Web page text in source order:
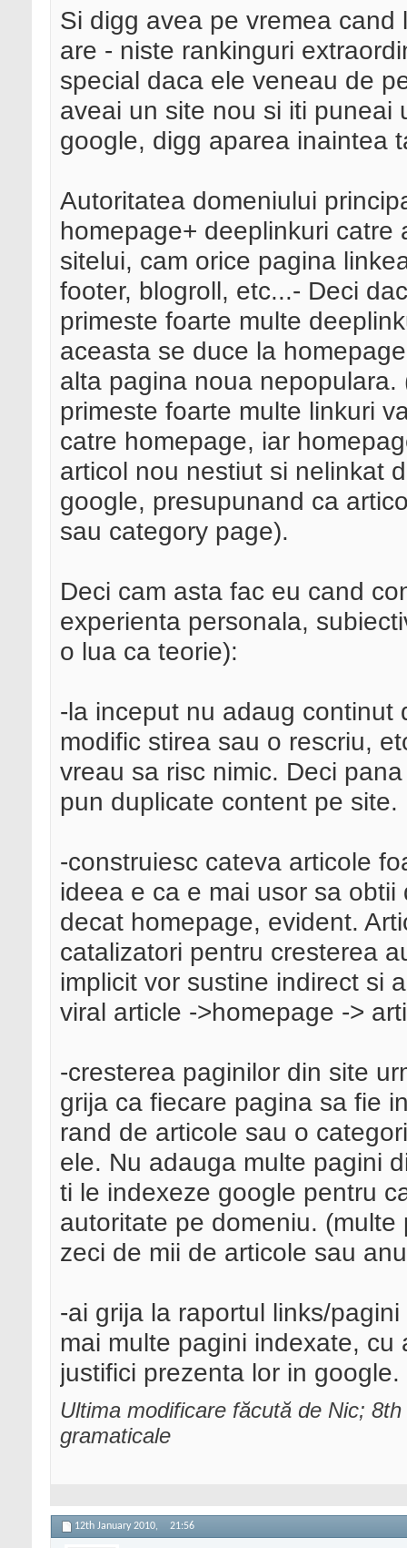
Si digg avea pe vremea
are - niste rankinguri
special daca ele veneau de
aveai un site nou si iti puneai
google, digg aparea inaintea
Autoritatea domeniului
homepage+ deeplinkuri
sitelui, cam orice pagina
footer, blogroll, etc...- Deci
primeste foarte multe
aceasta se duce la
alta pagina noua
primeste foarte multe linkuri
catre homepage, iar
articol nou nestiut si nelinkat
google, presupunand ca
sau category page).
Deci cam asta fac eu cand
experienta personala,
o lua ca teorie):
-la inceput nu adaug continut
modific stirea sau o rescriu,
vreau sa risc nimic. Deci
pun duplicate content pe site.
-construiesc cateva articole
ideea e ca e mai usor sa
decat homepage, evident.
catalizatori pentru cresterea
implicit vor sustine indirect si
viral article ->homepage ->
-cresterea paginilor din site
grija ca fiecare pagina sa fie
rand de articole sau o
ele. Nu adauga multe pagini
ti le indexeze google pentru
autoritate pe domeniu.
zeci de mii de articole sau
-ai grija la raportul links/
mai multe pagini indexate,
justifici prezenta lor in google.
Ultima modificare făcută de Nic;
gramaticale
12th January 2010, 21:56